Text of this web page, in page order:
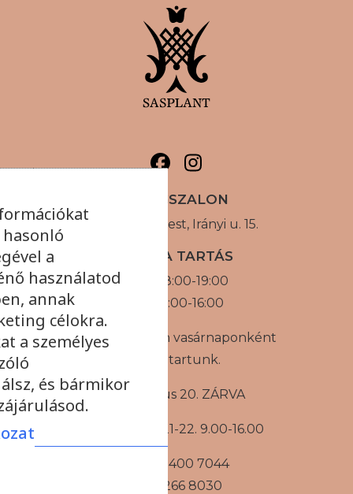
VIRÁGSZALON
1056 Budapest, Irányi u. 15.
NYITVA TARTÁS
H-P: 08:00-19:00
SZ: 09:00-16:00
Augusztusban vasárnaponként
zárva tartunk.
Augusztus 20. ZÁRVA
Augusztus 21-22. 9.00-16.00
+36 30 400 7044
+36 1 266 8030
a
használatod
annak
célokra.
a személyes
és bármikor